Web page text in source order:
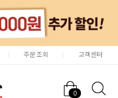
주문조회 고객센터
0